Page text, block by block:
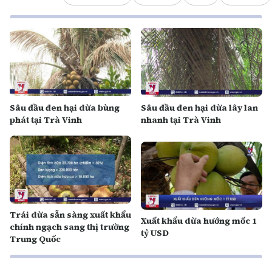
Sâu đầu đen hại dừa bùng
phát tại Trà Vinh
Sâu đầu đen hại dừa lây lan
nhanh tại Trà Vinh
Trái dừa sẵn sàng xuất khẩu
chính ngạch sang thị trường
Trung Quốc
Xuất khẩu dừa hướng mốc 1
tỷ USD